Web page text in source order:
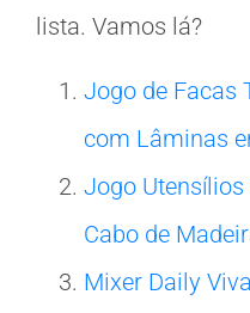
lista. Vamos lá?
Jogo de Facas
com Lâminas
Jogo
Cabo de
Mixer Daily